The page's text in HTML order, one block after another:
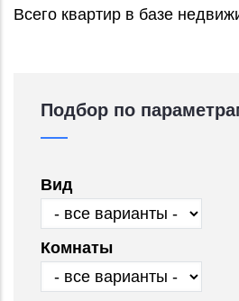
Всего квартир в базе
Подбор по
Вид
Комнаты